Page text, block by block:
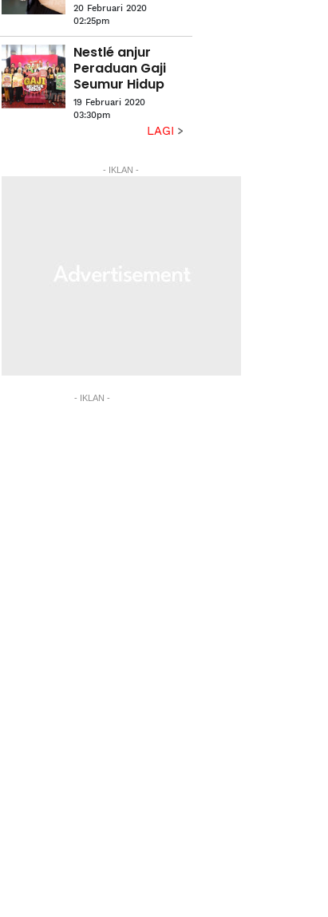
20 Februari 2020
02:25pm
Nestlé anjur
Peraduan Gaji
Seumur Hidup
19 Februari 2020
03:30pm
LAGI
- IKLAN -
- IKLAN -